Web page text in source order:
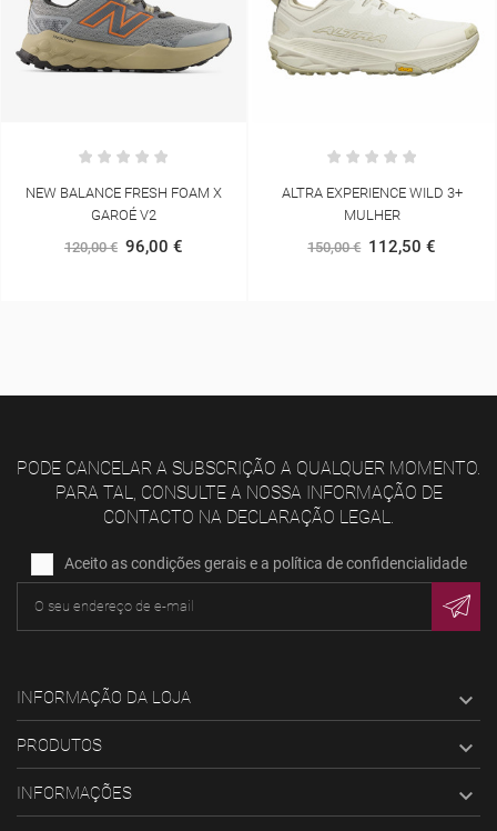
NEW BALANCE FRESH FOAM X
GAROÉ V2
120,00 € 96,00 €
ALTRA EXPERIENCE WILD 3+
MULHER
150,00 € 112,50 €
PODE CANCELAR A SUBSCRIÇÃO A QUALQUER MOMENTO.
PARA TAL, CONSULTE A NOSSA INFORMAÇÃO DE
CONTACTO NA DECLARAÇÃO LEGAL.
Aceito as condições gerais e a política de confidencialidade
INFORMAÇÃO DA LOJA 
PRODUTOS 
INFORMAÇÕES 